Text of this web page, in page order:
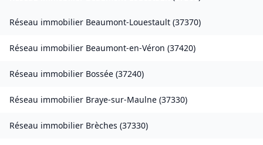
Réseau immobilier Beaumont-Louestault (37370)
Réseau immobilier Beaumont-en-Véron (37420)
Réseau immobilier Bossée (37240)
Réseau immobilier Braye-sur-Maulne (37330)
Réseau immobilier Brèches (37330)